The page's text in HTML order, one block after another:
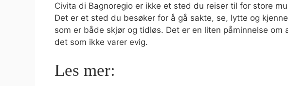
Civita di Bagnoregio er ikke et sted du reiser til for store
Det er et sted du besøker for å gå sakte, se, lytte og
som er både skjør og tidløs. Det er en liten påminnelse om
det som ikke varer evig.
Les mer: